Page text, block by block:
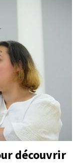
découvrir